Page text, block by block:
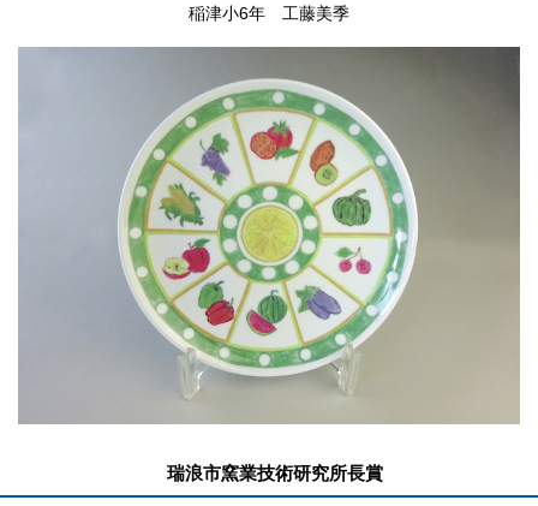
稲津小6年 工藤美季
瑞浪市窯業技術研究所長賞